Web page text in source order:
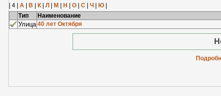
| 4 | А В К Л М Н О С Ч Ю
Тип
Наименование
Улица 40 лет Октября